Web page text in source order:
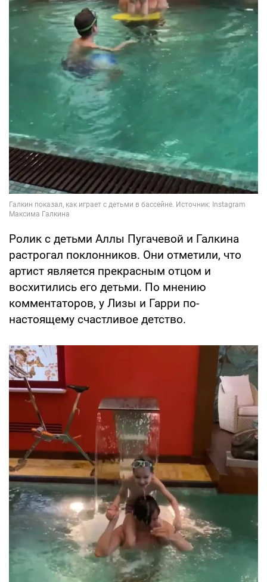
Ролик с детьми Аллы Пугачевой и Галкина
растрогал поклонников. Они отметили, что
артист является прекрасным отцом и
восхитились его детьми. По мнению
комментаторов, у Лизы и Гарри по-
настоящему счастливое детство.